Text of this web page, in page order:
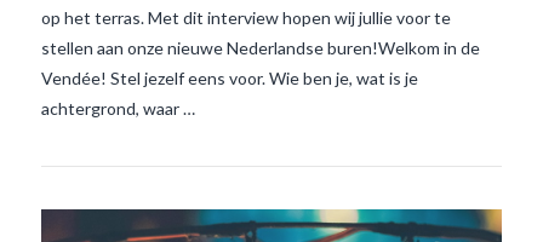
op het terras. Met dit interview hopen wij jullie voor te
stellen aan onze nieuwe Nederlandse buren!Welkom in de
Vendée! Stel jezelf eens voor. Wie ben je, wat is je
achtergrond, waar …